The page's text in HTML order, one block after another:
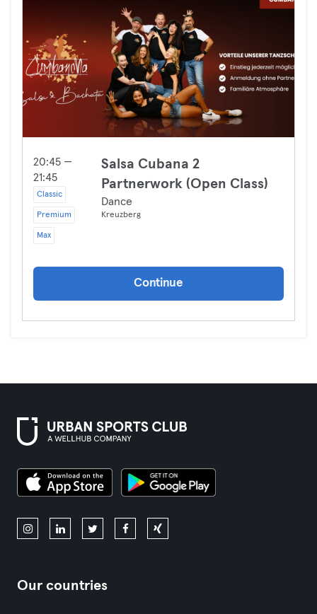
20:45 —
21:45
Classic
Premium
Max
Salsa Cubana 2
Partnerwork (Open Class)
Dance
Kreuzberg
Continue
Our countries